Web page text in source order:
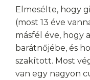
Elmesélte, hogy
(most 13 éve
másfél éve, hogy
barátnőjébe, és
szakított. Most
van egy nagyon